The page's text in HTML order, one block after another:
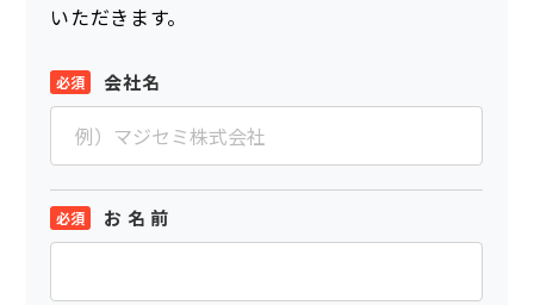
いただきます。
会社名
お 名 前